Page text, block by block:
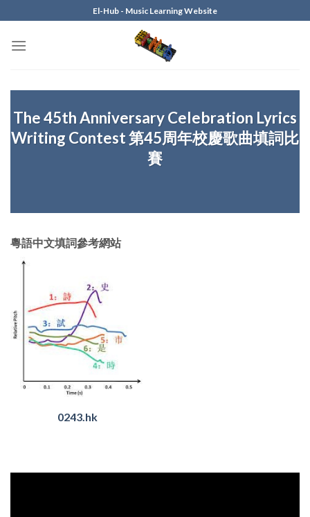
to
content
El-Hub - Music Learning Website
The 45th Anniversary Celebration Lyrics
Writing Contest 第45周年校慶歌曲填詞比
賽
粵語中文填詞參考網站
0243.hk